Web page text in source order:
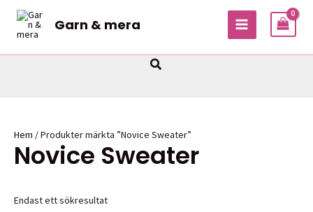
Hoppa
innehåll
Garn & mera
MAIN
Sök
Hem / Produkter märkta ”Novice Sweater”
Novice Sweater
Endast ett sökresultat